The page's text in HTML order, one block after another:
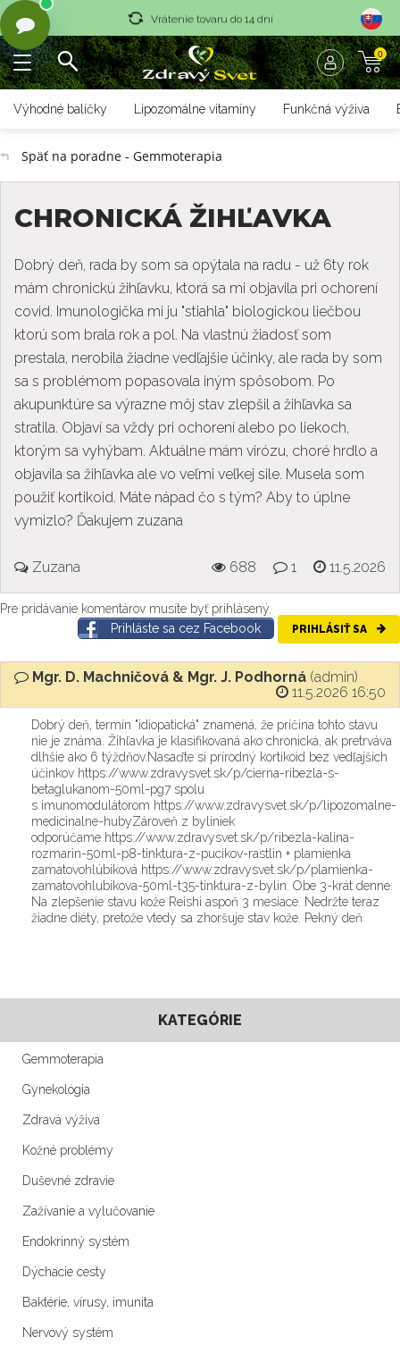
Vrátenie tovaru do 14 dní
Rýchle dodanie <36 hod 0
Výhodné balíčky Lipozomálne vitamíny Funkčná výživa
Späť na poradne - Gemmoterapia
CHRONICKÁ ŽIHĽAVKA
Dobrý deň, rada by som sa opýtala na radu - už 6ty rok
mám chronickú žihľavku, ktorá sa mi objavila pri ochorení
covid. Imunologička mi ju "stiahla" biologickou liečbou
ktorú som brala rok a pol. Na vlastnú žiadosť som
prestala, nerobila žiadne vedľajšie účinky, ale rada by som
sa s problémom popasovala iným spôsobom. Po
akupunktúre sa výrazne môj stav zlepšil a žihľavka sa
stratila. Objaví sa vždy pri ochorení alebo po liekoch,
ktorým sa vyhýbam. Aktuálne mám virózu, choré hrdlo a
objavila sa žihľavka ale vo veľmi veľkej sile. Musela som
použiť kortikoid. Máte nápad čo s tým? Aby to úplne
vymizlo? Ďakujem zuzana
Zuzana 688 1 11.5.2026
Pre pridávanie komentárov musíte byť prihlásený.
Prihláste sa cez Facebook
PRIHLÁSIŤ SA
Mgr. D. Machničová & Mgr. J. Podhorná (admin)
11.5.2026 16:50
Dobrý deň, termín "idiopatická" znamená, že príčina tohto stavu
nie je známa. Žihľavka je klasifikovaná ako chronická, ak pretrváva
dlhšie ako 6 týždňov.Nasaďte si prírodný kortikoid bez vedľajších
účinkov https://www.zdravysvet.sk/p/cierna-ribezla-s-
betaglukanom-50ml-pg7 spolu
s imunomodulátorom https://www.zdravysvet.sk/p/lipozomalne-
medicinalne-hubyZároveň z byliniek
odporúčame https://www.zdravysvet.sk/p/ribezla-kalina-
rozmarin-50ml-p8-tinktura-z-pucikov-rastlin + plamienka
zamatovohlúbiková https://www.zdravysvet.sk/p/plamienka-
zamatovohlubikova-50ml-t35-tinktura-z-bylin. Obe 3-krát denne.
Na zlepšenie stavu kože Reishi aspoň 3 mesiace. Nedržte teraz
žiadne diéty, pretože vtedy sa zhoršuje stav kože. Pekný deň
KATEGÓRIE
Gemmoterapia
Gynekológia
Zdravá výživa
Kožné problémy
Duševné zdravie
Zažívanie a vylučovanie
Endokrinný systém
Dýchacie cesty
Baktérie, vírusy, imunita
Nervový systém